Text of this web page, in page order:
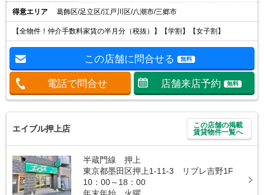
得意エリア 葛飾区/足立区/江戸川区/八潮市/三郷市
【全物件！仲介手数料家賃の半月分（税抜）】【学割】【女子割】
この店舗に問合せる 無料
電話で問合せ 店舗来店予約 無料
エイブル押上店
この店舗の掲載
賃貸物件一覧へ
半蔵門線 押上
東京都墨田区押上1-11-3 リブレ吉野1F
10：00～18：00